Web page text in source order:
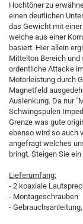
Hochtöner zu
einen deutlichen
das Gewicht mit
welche aus einer
basiert. Hier allein
Mittelton Bereich
ordentliche Attacke
Motorleistung durch
Magnetfeld
Auslenkung. Da nur
Schwingspulen
Grenze was gute
ebenso wird so auch
angefragt welches
bringt. Steigen Sie
Lieferumfang:
- 2 koaxiale
- Montageschrauben
-